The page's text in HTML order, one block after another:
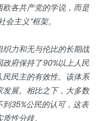
各共产党的学说，而是
主义”框架。
力和无与伦比的长期战
府保持了90%以上人民
民主的有效性。该体系
展。相比之下，大多数
35%公民的认可，这表
性分歧。